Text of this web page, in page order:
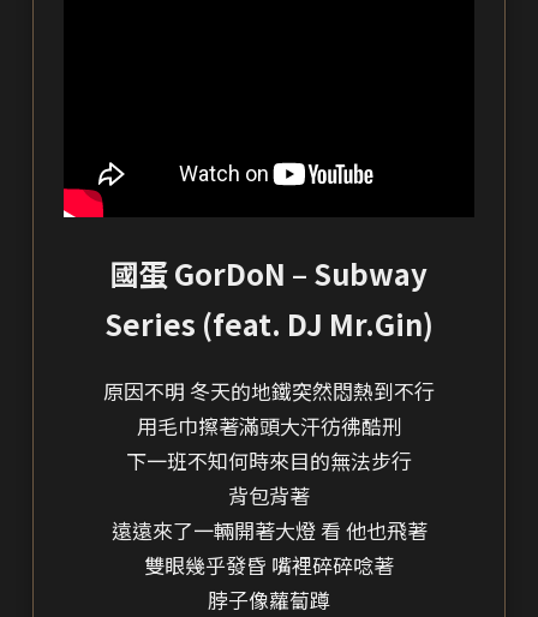
國蛋 GorDoN – Subway
Series (feat. DJ Mr.Gin)
原因不明 冬天的地鐵突然悶熱到不行
用毛巾擦著滿頭大汗彷彿酷刑
下一班不知何時來目的無法步行
背包背著
遠遠來了一輛開著大燈 看 他也飛著
雙眼幾乎發昏 嘴裡碎碎唸著
脖子像蘿蔔蹲